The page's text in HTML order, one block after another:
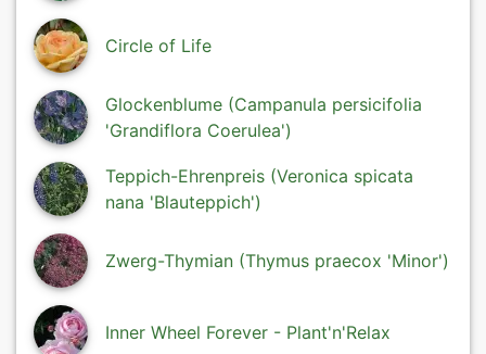
Circle of Life
Glockenblume (Campanula persicifolia
'Grandiflora Coerulea')
Teppich-Ehrenpreis (Veronica spicata
nana 'Blauteppich')
Zwerg-Thymian (Thymus praecox 'Minor')
Inner Wheel Forever - Plant'n'Relax